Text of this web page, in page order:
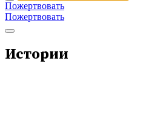
Пожертвовать
Пожертвовать
Истории